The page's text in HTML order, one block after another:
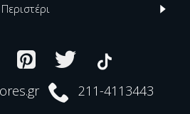
Περιστέρι
211-4113443